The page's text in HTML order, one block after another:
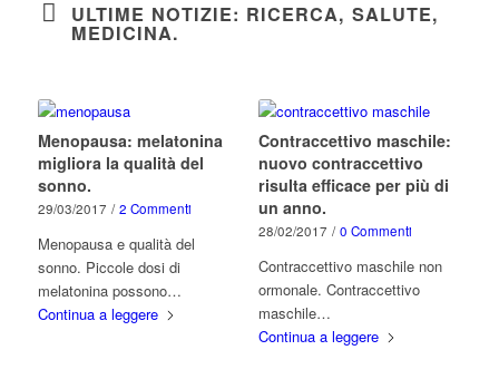
ULTIME NOTIZIE: RICERCA, SALUTE,
MEDICINA.
Menopausa: melatonina
migliora la qualità del
sonno.
29/03/2017 / 2 Commenti
Menopausa e qualità del
sonno. Piccole dosi di
melatonina possono…
Continua a leggere
Contraccettivo maschile:
nuovo contraccettivo
risulta efficace per più di
un anno.
28/02/2017 / 0 Commenti
Contraccettivo maschile non
ormonale. Contraccettivo
maschile…
Continua a leggere